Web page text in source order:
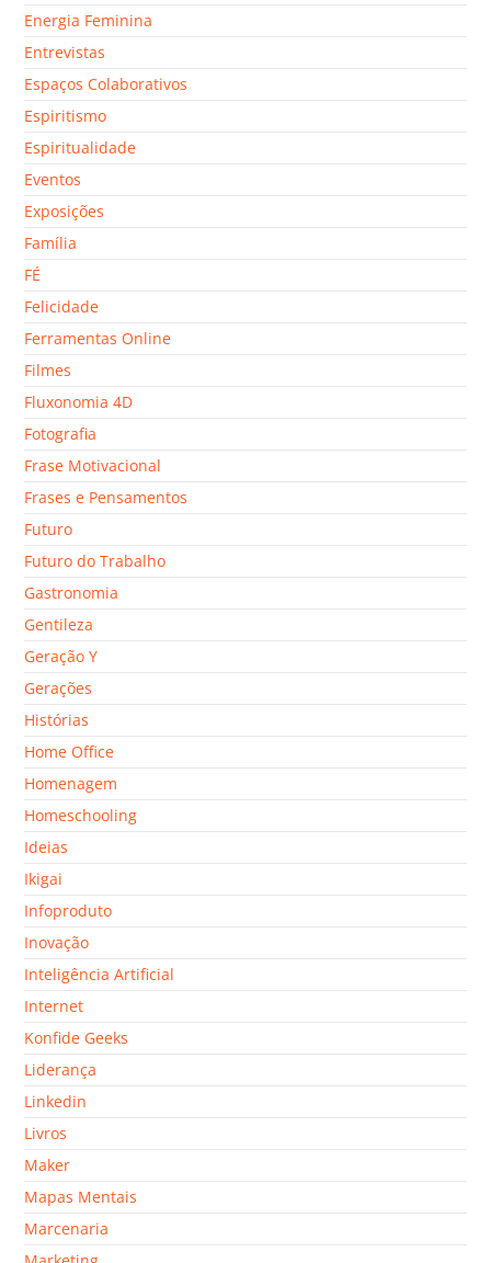
Energia Feminina
Entrevistas
Espaços Colaborativos
Espiritismo
Espiritualidade
Eventos
Exposições
Família
FÉ
Felicidade
Ferramentas Online
Filmes
Fluxonomia 4D
Fotografia
Frase Motivacional
Frases e Pensamentos
Futuro
Futuro do Trabalho
Gastronomia
Gentileza
Geração Y
Gerações
Histórias
Home Office
Homenagem
Homeschooling
Ideias
Ikigai
Infoproduto
Inovação
Inteligência Artificial
Internet
Konfide Geeks
Liderança
Linkedin
Livros
Maker
Mapas Mentais
Marcenaria